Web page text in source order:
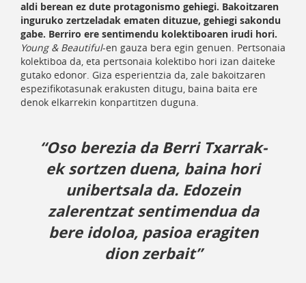
aldi berean ez dute protagonismo gehiegi. Bakoitzaren
inguruko zertzeladak ematen dituzue, gehiegi sakondu
gabe. Berriro ere sentimendu kolektiboaren irudi hori.
Young & Beautiful-en gauza bera egin genuen. Pertsonaia
kolektiboa da, eta pertsonaia kolektibo hori izan daiteke
gutako edonor. Giza esperientzia da, zale bakoitzaren
espezifikotasunak erakusten ditugu, baina baita ere
denok elkarrekin konpartitzen duguna.
“Oso berezia da Berri Txarrak-
ek sortzen duena, baina hori
unibertsala da. Edozein
zalerentzat sentimendua da
bere idoloa, pasioa eragiten
dion zerbait”